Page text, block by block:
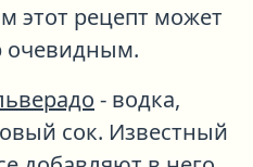
этот рецепт может
очевидным.
- водка,
сок. Известный